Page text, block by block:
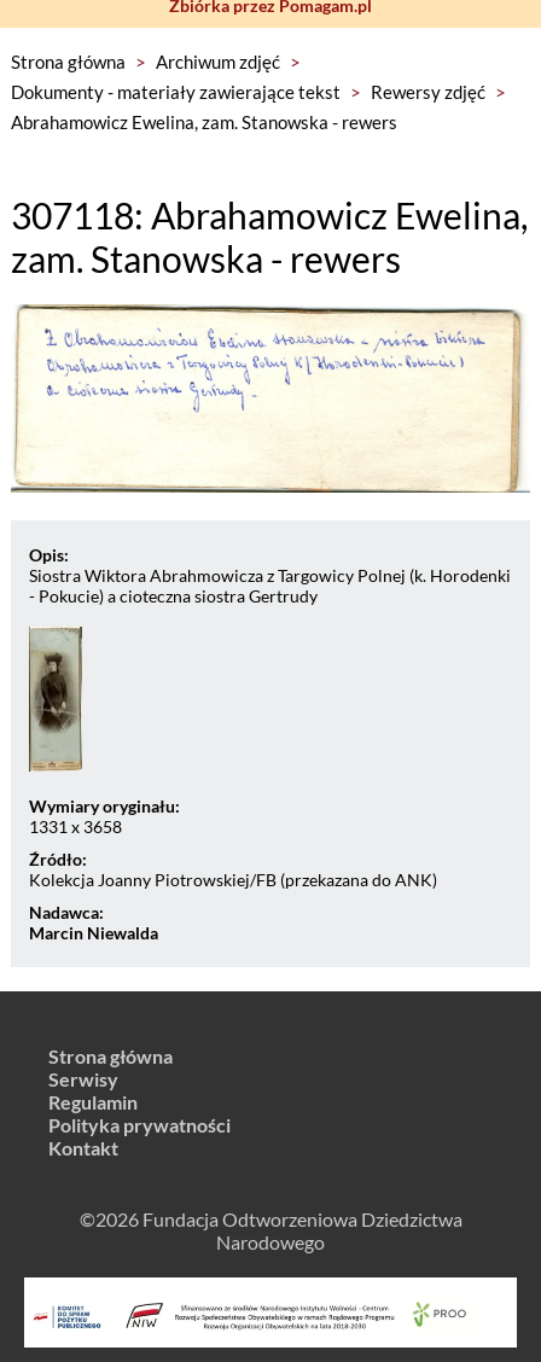
Zbiórka przez Pomagam.pl
Strona główna > Archiwum zdjęć >
Dokumenty - materiały zawierające tekst > Rewersy zdjęć >
Abrahamowicz Ewelina, zam. Stanowska - rewers
307118: Abrahamowicz Ewelina,
zam. Stanowska - rewers
Opis:
Siostra Wiktora Abrahmowicza z Targowicy Polnej (k. Horodenki
- Pokucie) a cioteczna siostra Gertrudy
Wymiary oryginału:
1331 x 3658
Źródło:
Kolekcja Joanny Piotrowskiej/FB (przekazana do ANK)
Nadawca:
Marcin Niewalda
Strona główna
Serwisy
Regulamin
Polityka prywatności
Kontakt
©2026 Fundacja Odtworzeniowa Dziedzictwa
Narodowego